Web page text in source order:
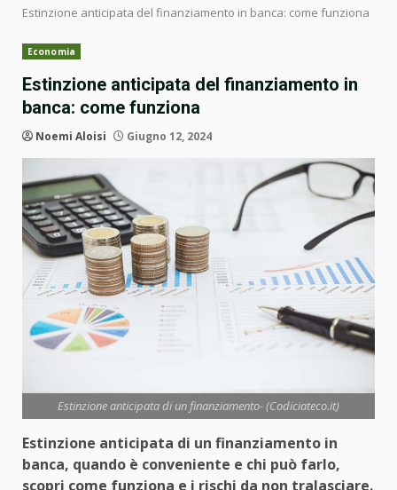
Estinzione anticipata del finanziamento in banca: come funziona
Economia
Estinzione anticipata del finanziamento in
banca: come funziona
Noemi Aloisi Giugno 12, 2024
Estinzione anticipata di un finanziamento- (Codiciateco.it)
Estinzione anticipata di un finanziamento in
banca, quando è conveniente e chi può farlo,
scopri come funziona e i rischi da non tralasciare.